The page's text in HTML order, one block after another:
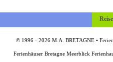
© 1996 - 2026 M.A. BRETAGNE •
Ferienhäuser Bretagne Meerblick